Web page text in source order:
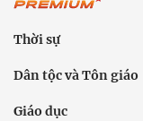
Thời sự
Dân tộc và Tôn giáo
Giáo dục